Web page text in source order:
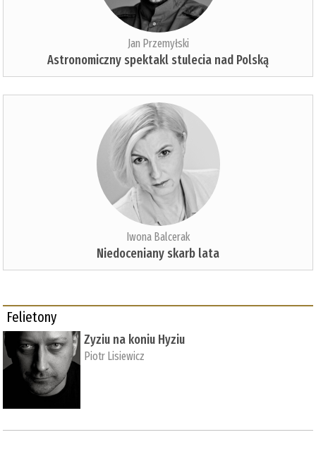
Jan Przemyłski
Astronomiczny spektakl stulecia nad Polską
Iwona Balcerak
Niedoceniany skarb lata
Felietony
Zyziu na koniu Hyziu
Piotr Lisiewicz